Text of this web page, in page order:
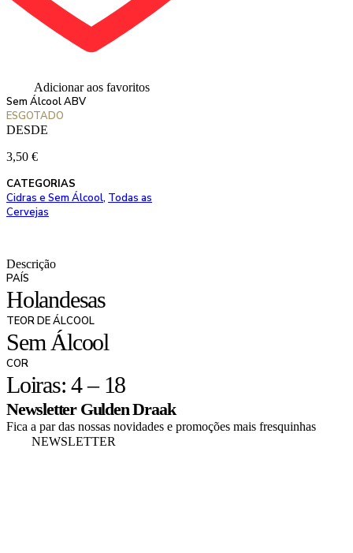
Adicionar aos favoritos
Sem Álcool ABV
ESGOTADO
DESDE
3,50 €
CATEGORIAS
Cidras e Sem Álcool, Todas as
Cervejas
Descrição
PAÍS
Holandesas
TEOR DE ÁLCOOL
Sem Álcool
COR
Loiras: 4 – 18
Newsletter Gulden Draak
Fica a par das nossas novidades e promoções mais fresquinhas
NEWSLETTER